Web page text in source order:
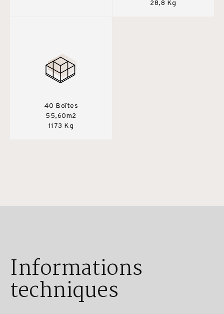
28,8 Kg
40 Boîtes
55,60m2
1173 Kg
Informations
techniques